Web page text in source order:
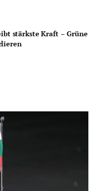
stärkste Kraft – Grüne